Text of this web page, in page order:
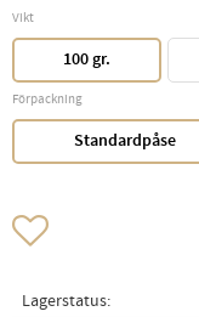
Vikt
100 gr.
Förpackning
Standardpåse
Lägg till i favoriter
Lagerstatus